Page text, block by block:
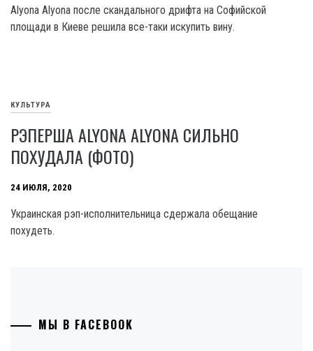
Alyona Alyona после скандального дрифта на Софийской
площади в Киеве решила все-таки искупить вину.
КУЛЬТУРА
РЭПЕРША ALYONA ALYONA СИЛЬНО
ПОХУДАЛА (ФОТО)
24 ИЮЛЯ, 2020
Украинская рэп-исполнительница сдержала обещание
похудеть.
МЫ В FACEBOOK